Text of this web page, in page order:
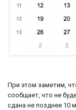
При этом заметим,
сообщает, что не
сдана не позднее 10